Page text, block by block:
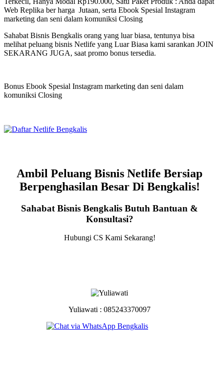
Web Replika ber harga Jutaan, serta Ebook Spesial Instagram
marketing dan seni dalam komuniksi Closing
Sahabat Bisnis Bengkalis orang yang luar biasa, tentunya bisa
melihat peluang bisnis Netlife yang Luar Biasa kami sarankan JOIN
SEKARANG JUGA, saat promo bonus tersedia.
Bonus Ebook Spesial Instagram marketing dan seni dalam
komuniksi Closing
Ambil Peluang Bisnis Netlife Bersiap
Berpenghasilan Besar Di Bengkalis!
Sahabat Bisnis Bengkalis Butuh Bantuan &
Konsultasi?
Hubungi CS Kami Sekarang!
Yuliawati : 085243370097